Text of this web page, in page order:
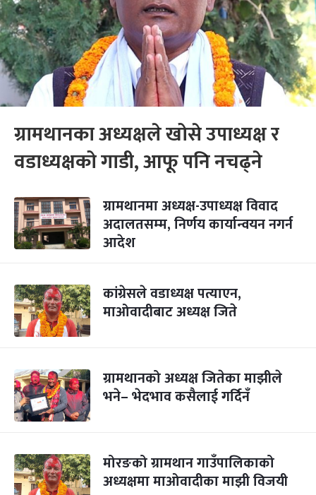
ग्रामथानका अध्यक्षले खोसे उपाध्यक्ष र
वडाध्यक्षको गाडी, आफू पनि नचढ्ने
ग्रामथानमा अध्यक्ष-उपाध्यक्ष विवाद
अदालतसम्‍म, निर्णय कार्यान्वयन नगर्न
आदेश
कांग्रेसले वडाध्यक्ष पत्याएन,
माओवादीबाट अध्यक्ष जिते
ग्रामथानको अध्यक्ष जितेका माझीले
भने– भेदभाव कसैलाई गर्दिनँ
मोरङको ग्रामथान गाउँपालिकाको
अध्यक्षमा माओवादीका माझी विजयी